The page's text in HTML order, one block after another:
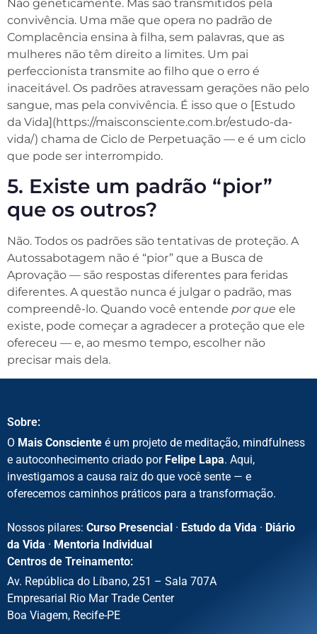
Não geneticamente. Mas são transmitidos pela
convivência. Uma mãe que opera no padrão de
Complacência ensina à filha, sem palavras, que as
mulheres não têm direito a limites. Um pai
perfeccionista transmite ao filho que o erro é
inaceitável. Os padrões atravessam gerações não pelo
sangue, mas pela convivência. É isso que o [Estudo
da Vida](https://maisconsciente.com.br/estudo-da-
vida/) chama de Ciclo de Perpetuação — e é um ciclo
que pode ser interrompido.
5. Existe um padrão “pior”
que os outros?
Não. Todos os padrões são tentativas de proteção. A
Autossabotagem não é “pior” que a Busca de
Aprovação — são respostas diferentes para feridas
diferentes. A questão nunca é julgar o padrão, mas
compreendê-lo. Quando você entende por que ele
existe, pode começar a agradecer a proteção que ele
ofereceu — e, ao mesmo tempo, escolher não
precisar mais dela.
Sobre:
O Mais Consciente é um projeto de meditação, mindfulness
e autoconhecimento criado por Felipe Lapa. Aqui,
investigamos a causa raiz do que você sente — e
oferecemos caminhos práticos para a transformação.
Nossos pilares: Curso Presencial · Estudo da Vida · Diário
da Vida · Mentoria Individual
Centros de Treinamento:
Av. República do Líbano, 251 – Sala 707A
Empresarial Rio Mar Trade Center
Boa Viagem, Recife-PE